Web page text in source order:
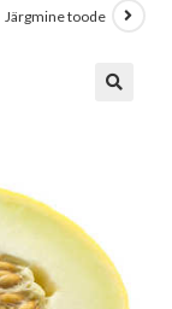
Järgmine toode